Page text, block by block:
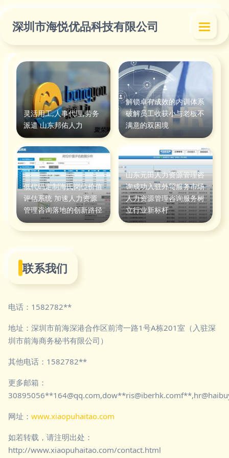
深圳市海悦优品科技有限公司
灵活用工,人事代理,劳务
派遣 山东邦佑人力
解锁卓有成效的内训体系
破解员工收获小与老板不
满意的双困境
低代码定制海氏岗位价值
评估系统 加速人力资源
管理咨询落地的创新路径
山东元田人力资源管理咨
询成功入驻外贸服务市场
人力资源管理咨询服务树
立行业新标杆
联系我们
电话：1582782**
地址：深圳市前海深港合作区前湾一路1号A栋201室（入驻深
圳市前海商务秘书有限公司）
其他电话：1582782**
更多邮箱：
30895056**164@qq.com,dow**ris@iberhk.comf**,
网址： www.xiaopuhaitao.com
如若转载，请注明出处：
http://www.xiaopuhaitao.com/contact.html